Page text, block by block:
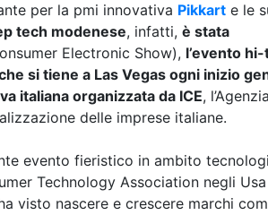
per la pmi innovativa Pikkart e le
tech modenese, infatti, è stata
Electronic Show), l’evento
si tiene a Las Vegas ogni inizio
italiana organizzata da ICE,
delle imprese italiane.
evento fieristico in ambito
Technology Association negli
visto nascere e crescere marchi